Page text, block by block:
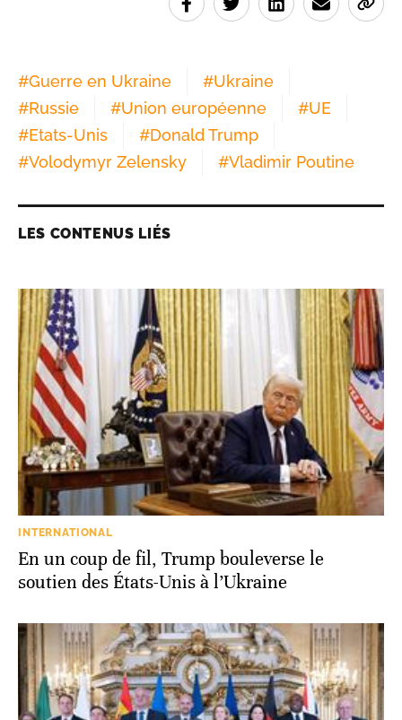
#Guerre en Ukraine #Ukraine
#Russie #Union européenne #UE
#Etats-Unis #Donald Trump
#Volodymyr Zelensky #Vladimir Poutine
LES CONTENUS LIÉS
INTERNATIONAL
En un coup de fil, Trump bouleverse le
soutien des États-Unis à l’Ukraine